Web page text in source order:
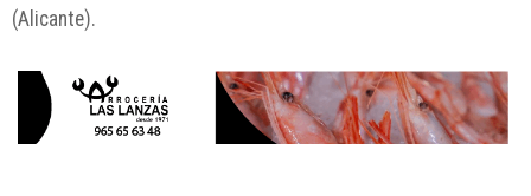
(Alicante).